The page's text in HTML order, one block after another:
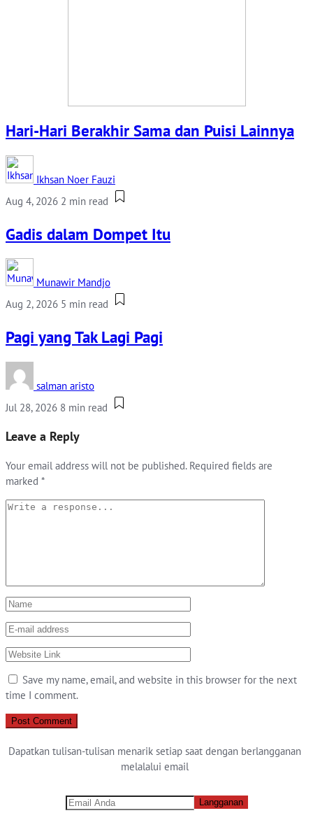
Hari-Hari Berakhir Sama dan Puisi Lainnya
Ikhsan Noer Fauzi
Aug 4, 2026 2 min read
Gadis dalam Dompet Itu
Munawir Mandjo
Aug 2, 2026 5 min read
Pagi yang Tak Lagi Pagi
salman aristo
Jul 28, 2026 8 min read
Leave a Reply
Your email address will not be published. Required fields are
marked *
Save my name, email, and website in this browser for the next
time I comment.
Dapatkan tulisan-tulisan menarik setiap saat dengan berlangganan
melalalui email